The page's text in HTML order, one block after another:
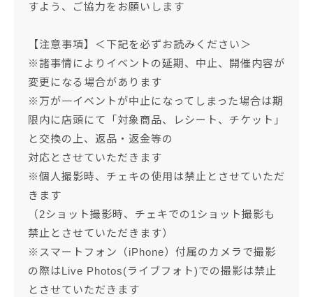
すよう、ご協力をお願いします
【注意事項】＜下記を必ずお読みください＞
※諸事情によりイベントの延期、中止、開催内容が
変更になる場合があります
※万が一イベントが中止になってしまった場合は期
限内に店頭にて「対象商品、レシート、チケット」
と交換の上、返品・返金等の
対応とさせていただきます
※個人撮影時、チェキの使用は禁止とさせていただ
きます
（2ショット撮影時、チェキでの1ショット撮影も
禁止とさせていただきます）
※スマートフォン（iPhone）付属のカメラで撮影
の際はLive Photos(ライブフォト)での撮影は禁止
とさせていただきます